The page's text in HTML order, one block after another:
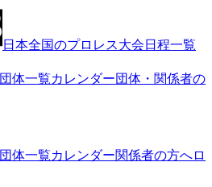
日本全国のプロレス大会日程一覧
団体一覧カレンダー団体・関係者の
団体一覧カレンダー関係者の方へロ